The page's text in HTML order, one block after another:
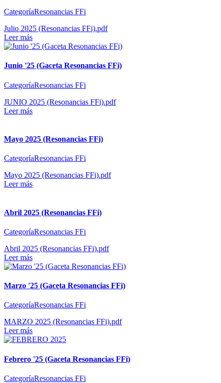
CategoríaResonancias FFi
Julio 2025 (Resonancias FFi).pdf
Leer más
Junio '25 (Gaceta Resonancias FFi)
CategoríaResonancias FFi
JUNIO 2025 (Resonancias FFi).pdf
Leer más
Mayo 2025 (Resonancias FFi)
CategoríaResonancias FFi
Mayo 2025 (Resonancias FFi).pdf
Leer más
Abril 2025 (Resonancias FFi)
CategoríaResonancias FFi
Abril 2025 (Resonancias FFi).pdf
Leer más
Marzo '25 (Gaceta Resonancias FFi)
CategoríaResonancias FFi
MARZO 2025 (Resonancias FFi).pdf
Leer más
Febrero '25 (Gaceta Resonancias FFi)
CategoríaResonancias FFi